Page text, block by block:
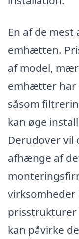
En af de
emhætten.
af model,
emhætter har
såsom
kan øge
Derudover vil
afhænge af
virksomheder
prisstrukturer
kan påvirke